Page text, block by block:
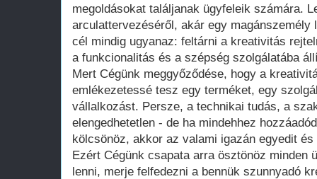
megoldásokat találjanak ügyfeleik számára.
arculattervezéséről, akár egy magánszemély
cél mindig ugyanaz: feltárni a kreativitás
a funkcionalitás és a szépség szolgálatába
Mert Cégünk meggyőződése, hogy a
emlékezetessé tesz egy terméket, egy
vállalkozást. Persze, a technikai tudás, a
elengedhetetlen - de ha mindehhez
kölcsönöz, akkor az valami igazán egyedit
Ezért Cégünk csapata arra ösztönöz minden
lenni, merje felfedezni a bennük szunnyadó